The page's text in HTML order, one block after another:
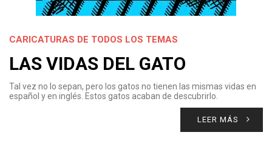
CARICATURAS DE TODOS LOS TEMAS
LAS VIDAS DEL GATO
Tal vez no lo sepan, pero los gatos no tienen las mismas vidas en
español y en inglés. Estos gatos acaban de descubrirlo.
LEER MÁS